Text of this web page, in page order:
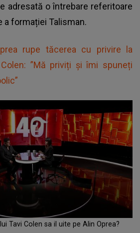
adresată o întrebare referitoare
a formației Talisman.
rupe tăcerea cu privire la
”Mă priviți și îmi spuneți
Tavi Colen sa il uite pe Alin Oprea?